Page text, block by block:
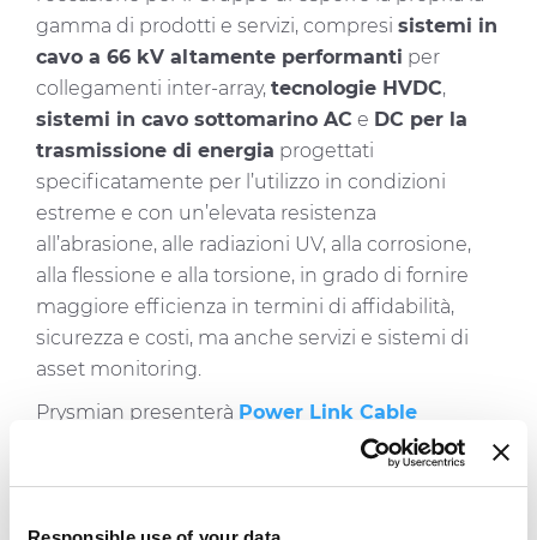
gamma di prodotti e servizi, compresi sistemi in
cavo a 66 kV altamente performanti per
collegamenti inter-array, tecnologie HVDC,
sistemi in cavo sottomarino AC e DC per la
trasmissione di energia progettati
specificatamente per l’utilizzo in condizioni
estreme e con un’elevata resistenza
all’abrasione, alle radiazioni UV, alla corrosione,
alla flessione e alla torsione, in grado di fornire
maggiore efficienza in termini di affidabilità,
sicurezza e costi, ma anche servizi e sistemi di
asset monitoring.
Prysmian presenterà Power Link Cable
, un servizio innovativo progettato per
offrire una gestione completa ed efficiente di